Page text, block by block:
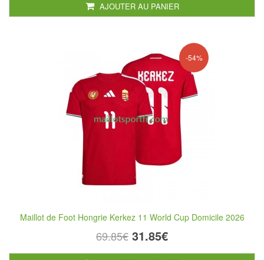
AJOUTER AU PANIER
-54%
Maillot de Foot Hongrie Kerkez 11 World Cup Domicile 2026
69.85€ 31.85€